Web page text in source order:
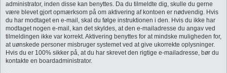
administrator, inden disse kan benyttes. Da du tilmeldte dig, skulle du gerne
være blevet gjort opmærksom på om aktivering af kontoen er nødvendig. Hvis
du har modtaget en e-mail, skal du følge instruktionen i den. Hvis du ikke har
modtaget nogen e-mail, kan det skyldes, at den e-mailadresse du angav ved
tilmeldingen ikke var korrekt. Aktivering benyttes for at mindske muligheden for,
at uønskede personer misbruger systemet ved at give ukorrekte oplysninger.
Hvis du er 100% sikker på, at du har skrevet den rigtige e-mailadresse, bør du
kontakte en boardadministrator.